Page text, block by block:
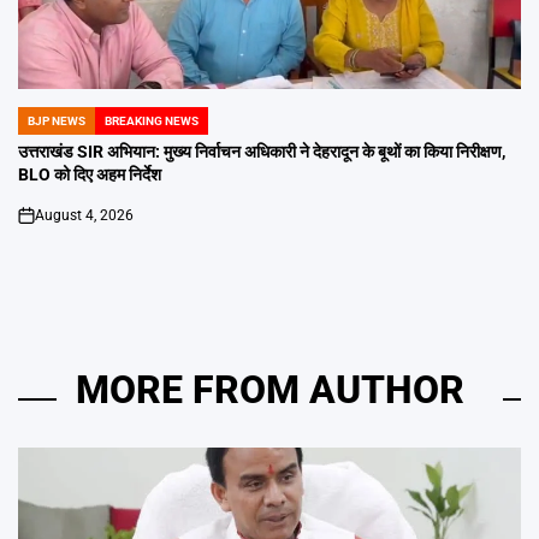
POSTED
IN
BJP NEWS BREAKING NEWS
उत्तराखंड SIR अभियान: मुख्य निर्वाचन अधिकारी ने देहरादून के बूथों का किया निरीक्षण,
BLO को दिए अहम निर्देश
on
August 4, 2026
MORE FROM AUTHOR